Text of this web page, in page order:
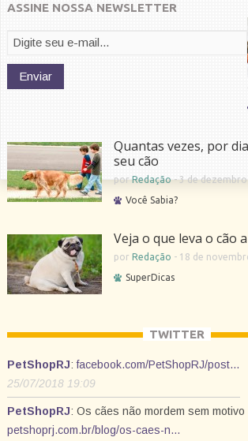
ASSINE NOSSA NEWSLETTER
Quantas vezes, por
seu cão
porRedação-3 de
Você Sabia?
Veja o que leva o cão
por Redação - 18 de
SuperDicas
TWITTER
PetShopRJ:facebook.com/PetShopRJ/post…
25/07/2018 19:09
PetShopRJ: Os cães não mordem sem motivo
petshoprj.com.br/blog/os-caes-n…